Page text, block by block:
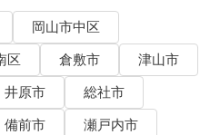
岡山市中区
区 倉敷市
津山市
井原市
総社市
備前市
瀬戸内市